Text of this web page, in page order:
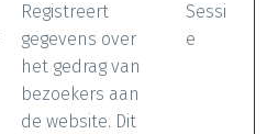
Registreert
gegevens over
het gedrag van
bezoekers aan
de website. Dit
Sessi
e